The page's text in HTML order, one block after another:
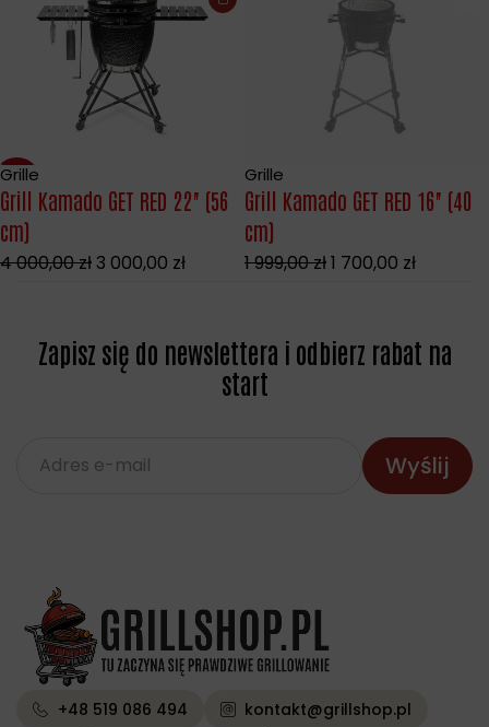
25%
Grille
Grill Kamado GET RED 22" (56
cm)
4 000,00zł 3 000,00 zł
Wyprzedane
Grille
Grill Kamado GET RED 16" (40
cm)
1 999,00zł1 700,00 zł
Zapisz się do newslettera i odbierz rabat na
start
+48 519 086 494 kontakt@grillshop.pl